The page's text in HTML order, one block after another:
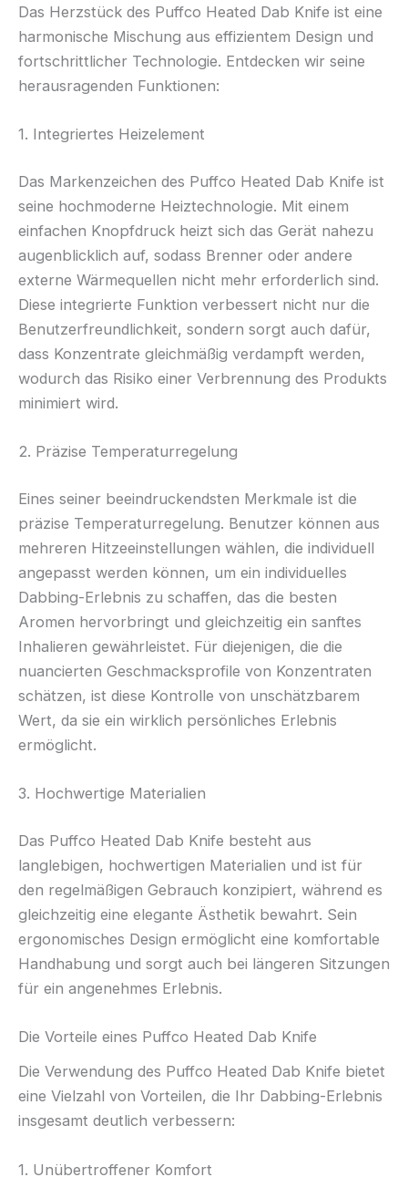
Das Herzstück des Puffco Heated Dab Knife ist eine
harmonische Mischung aus effizientem Design und
fortschrittlicher Technologie. Entdecken wir seine
herausragenden Funktionen:
1. Integriertes Heizelement
Das Markenzeichen des Puffco Heated Dab Knife ist
seine hochmoderne Heiztechnologie. Mit einem
einfachen Knopfdruck heizt sich das Gerät nahezu
augenblicklich auf, sodass Brenner oder andere
externe Wärmequellen nicht mehr erforderlich sind.
Diese integrierte Funktion verbessert nicht nur die
Benutzerfreundlichkeit, sondern sorgt auch dafür,
dass Konzentrate gleichmäßig verdampft werden,
wodurch das Risiko einer Verbrennung des Produkts
minimiert wird.
2. Präzise Temperaturregelung
Eines seiner beeindruckendsten Merkmale ist die
präzise Temperaturregelung. Benutzer können aus
mehreren Hitzeeinstellungen wählen, die individuell
angepasst werden können, um ein individuelles
Dabbing-Erlebnis zu schaffen, das die besten
Aromen hervorbringt und gleichzeitig ein sanftes
Inhalieren gewährleistet. Für diejenigen, die die
nuancierten Geschmacksprofile von Konzentraten
schätzen, ist diese Kontrolle von unschätzbarem
Wert, da sie ein wirklich persönliches Erlebnis
ermöglicht.
3. Hochwertige Materialien
Das Puffco Heated Dab Knife besteht aus
langlebigen, hochwertigen Materialien und ist für
den regelmäßigen Gebrauch konzipiert, während es
gleichzeitig eine elegante Ästhetik bewahrt. Sein
ergonomisches Design ermöglicht eine komfortable
Handhabung und sorgt auch bei längeren Sitzungen
für ein angenehmes Erlebnis.
Die Vorteile eines Puffco Heated Dab Knife
Die Verwendung des Puffco Heated Dab Knife bietet
eine Vielzahl von Vorteilen, die Ihr Dabbing-Erlebnis
insgesamt deutlich verbessern:
1. Unübertroffener Komfort